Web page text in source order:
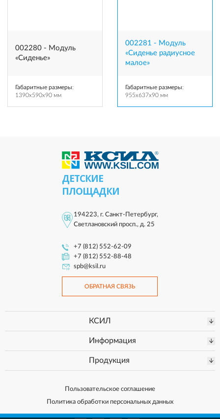
002280 - Модуль
«Сиденье»
Габаритные размеры:
1390x590x90 мм
002281 - Модуль
«Сиденье радиусное
малое»
Габаритные размеры:
955x637x90 мм
ДЕТСКИЕ
ПЛОЩАДКИ
194223, г. Санкт-Петербург,
Светлановский просп., д. 25
+7 (812) 552-62-09
+7 (812) 552-88-48
spb@ksil.ru
ОБРАТНАЯ СВЯЗЬ
КСИЛ
Информация
Продукция
Пользовательское соглашение
Политика обработки персональных данных